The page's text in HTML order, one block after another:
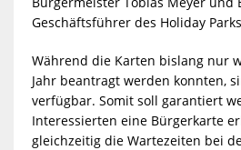
Geschäftsführer des Holiday
Während die Karten bislang nur
Jahr beantragt werden konnten,
verfügbar. Somit soll garantiert
Interessierten eine Bürgerkarte
gleichzeitig die Wartezeiten bei